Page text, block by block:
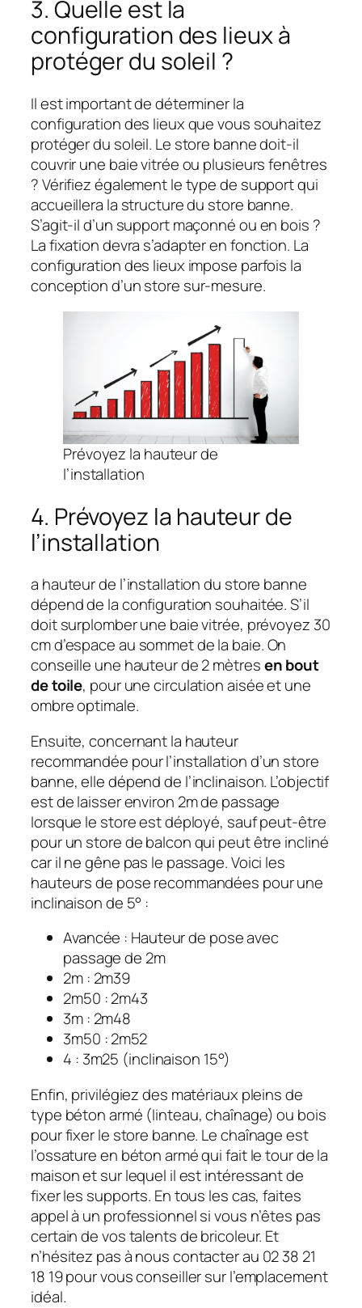
3. Quelle est la
configuration des lieux à
protéger du soleil ?
Il est important de déterminer la
configuration des lieux que vous souhaitez
protéger du soleil. Le store banne doit-il
couvrir une baie vitrée ou plusieurs fenêtres
? Vérifiez également le type de support qui
accueillera la structure du store banne.
S’agit-il d’un support maçonné ou en bois ?
La fixation devra s’adapter en fonction. La
configuration des lieux impose parfois la
conception d’un store sur-mesure.
Prévoyez la hauteur de
l’installation
4. Prévoyez la hauteur de
l’installation
a hauteur de l’installation du store banne
dépend de la configuration souhaitée. S’il
doit surplomber une baie vitrée, prévoyez 30
cm d’espace au sommet de la baie. On
conseille une hauteur de 2 mètresen bout
de toile, pour une circulation aisée et une
ombre optimale.
Ensuite, concernant la hauteur
recommandée pour l’installation d’un store
banne, elle dépend de l’inclinaison. L’objectif
est de laisser environ 2m de passage
lorsque le store est déployé, sauf peut-être
pour un store de balcon qui peut être incliné
car il ne gêne pas le passage. Voici les
hauteurs de pose recommandées pour une
inclinaison de 5° :
Avancée : Hauteur de pose avec
passage de 2m
2m : 2m39
2m50 : 2m43
3m : 2m48
3m50 : 2m52
4 : 3m25 (inclinaison 15°)
Enfin, privilégiez des matériaux pleins de
type béton armé (linteau, chaînage) ou bois
pour fixer le store banne. Le chaînage est
l’ossature en béton armé qui fait le tour de la
maison et sur lequel il est intéressant de
fixer les supports. En tous les cas, faites
appel à un professionnel si vous n’êtes pas
certain de vos talents de bricoleur. Et
n’hésitez pas à nous contacter au 02 38 21
18 19 pour vous conseiller sur l’emplacement
idéal.